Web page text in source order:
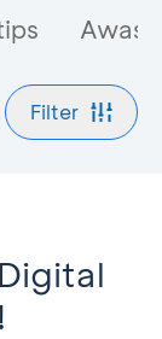
Awas
Filter